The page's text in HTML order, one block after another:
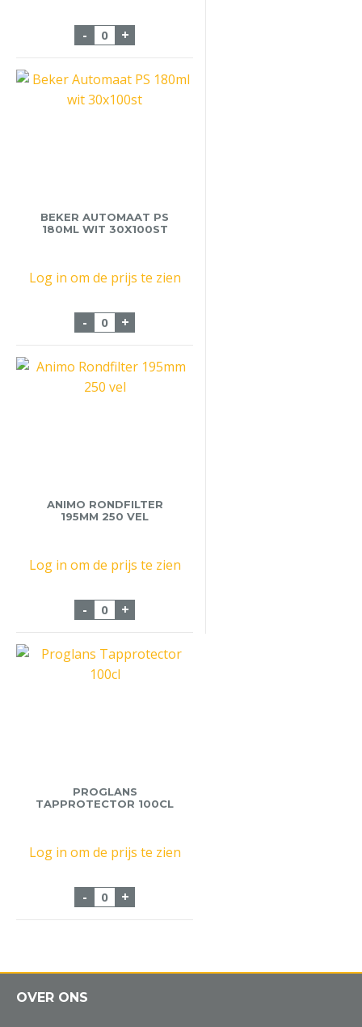
- Koffiekan Bravilor 1.7 Liter Glas aantal
+
BEKER AUTOMAAT PS
180ML WIT 30X100ST
Log in om de prijs te zien
- Beker Automaat PS 180ml wit 30x100st
+
ANIMO RONDFILTER
195MM 250 VEL
Log in om de prijs te zien
- Animo Rondfilter 195mm 250 vel aantal
+
PROGLANS
TAPPROTECTOR 100CL
Log in om de prijs te zien
- Proglans Tapprotector 100cl aantal
+
OVER ONS